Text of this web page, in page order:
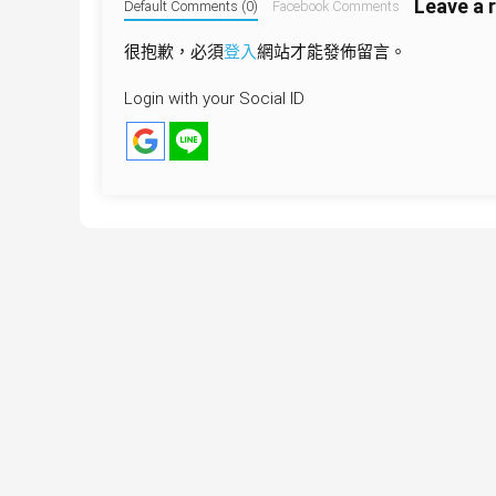
Leave a
Default Comments (0) Facebook Comments
很抱歉，必須登入網站才能發佈留言。
Login with your Social ID